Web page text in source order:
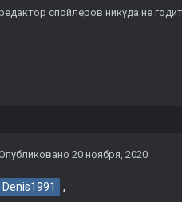
спойлеров никуда не
20 ноября, 2020
Denis1991 ,